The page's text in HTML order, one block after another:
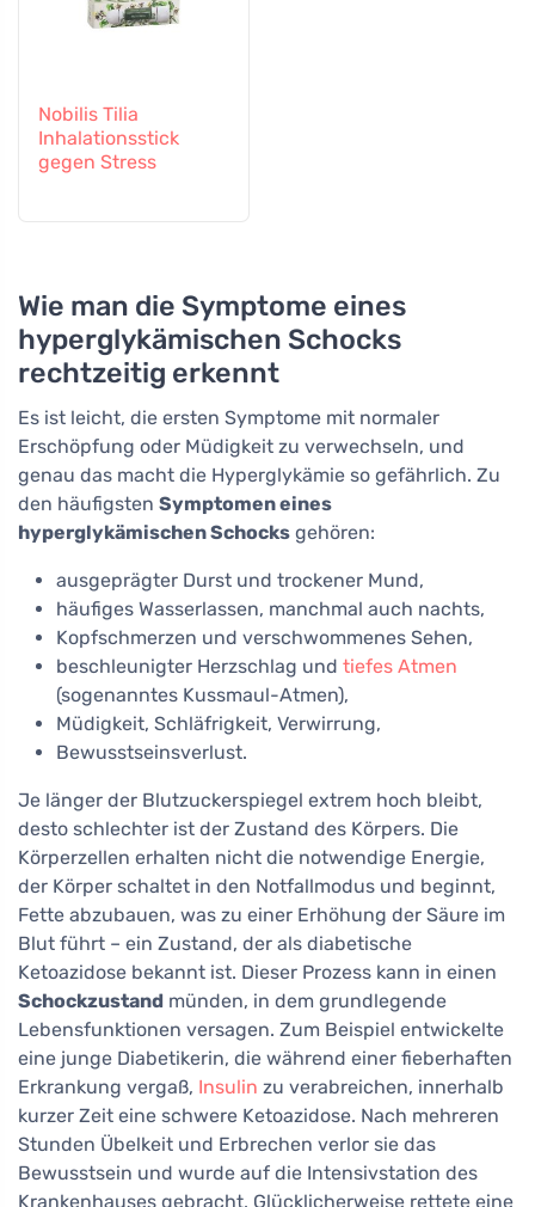
Nobilis Tilia
Inhalationsstick
gegen Stress
Wie man die Symptome eines
hyperglykämischen Schocks
rechtzeitig erkennt
Es ist leicht, die ersten Symptome mit normaler
Erschöpfung oder Müdigkeit zu verwechseln, und
genau das macht die Hyperglykämie so gefährlich. Zu
den häufigsten Symptomen eines
hyperglykämischen Schocks gehören:
ausgeprägter Durst und trockener Mund,
häufiges Wasserlassen, manchmal auch nachts,
Kopfschmerzen und verschwommenes Sehen,
beschleunigter Herzschlag und tiefes Atmen
(sogenanntes Kussmaul-Atmen),
Müdigkeit, Schläfrigkeit, Verwirrung,
Bewusstseinsverlust.
Je länger der Blutzuckerspiegel extrem hoch bleibt,
desto schlechter ist der Zustand des Körpers. Die
Körperzellen erhalten nicht die notwendige Energie,
der Körper schaltet in den Notfallmodus und beginnt,
Fette abzubauen, was zu einer Erhöhung der Säure im
Blut führt – ein Zustand, der als diabetische
Ketoazidose bekannt ist. Dieser Prozess kann in einen
Schockzustand münden, in dem grundlegende
Lebensfunktionen versagen. Zum Beispiel entwickelte
eine junge Diabetikerin, die während einer fieberhaften
Erkrankung vergaß, Insulin zu verabreichen, innerhalb
kurzer Zeit eine schwere Ketoazidose. Nach mehreren
Stunden Übelkeit und Erbrechen verlor sie das
Bewusstsein und wurde auf die Intensivstation des
Krankenhauses gebracht. Glücklicherweise rettete eine